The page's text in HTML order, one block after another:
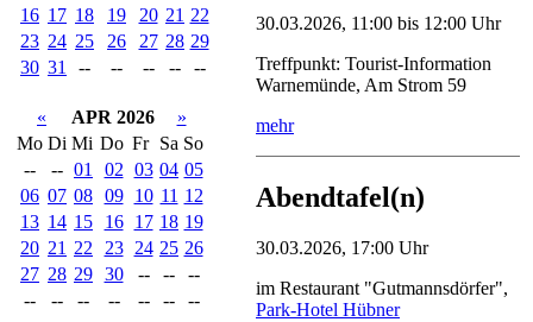
16 17 18 19 20 21 22
23 24 25 26 27 28 29
30 31 -- -- -- -- --
« APR 2026
»
Mo Di Mi Do Fr Sa So
--
-- 01 02 03 04 05
06 07 08 09 10 11 12
13 14 15 16 17 18 19
20 21 22 23 24 25 26
27 28 29 30 -- --
--
--
-- -- -- -- -- --
30.03.2026, 11:00 bis 12:00 Uhr
Treffpunkt: Tourist-Information
Warnemünde, Am Strom 59
mehr
Abendtafel(n)
30.03.2026, 17:00 Uhr
im Restaurant "Gutmannsdörfer",
Park-Hotel Hübner